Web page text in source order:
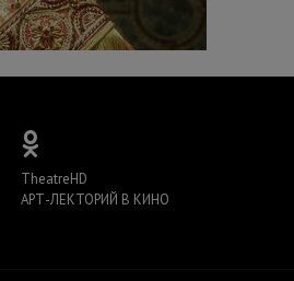
TheatreHD
АРТ-ЛЕКТОРИЙ В КИНО